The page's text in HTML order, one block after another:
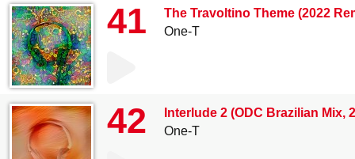
41
The Travoltino Theme (2022
One-T
42
Interlude 2 (ODC Brazilian Mix,
One-T